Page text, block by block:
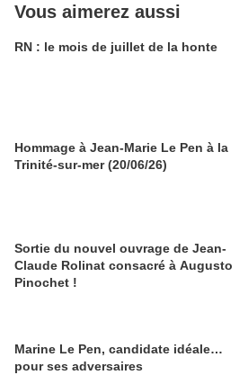
Vous aimerez aussi
RN : le mois de juillet de la honte
Hommage à Jean-Marie Le Pen à la
Trinité-sur-mer (20/06/26)
Sortie du nouvel ouvrage de Jean-
Claude Rolinat consacré à Augusto
Pinochet !
Marine Le Pen, candidate idéale…
pour ses adversaires